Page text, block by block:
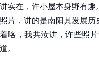
讲实在，许小屋本身野有
照片，讲的是南阳其发展
着咯，我共汝讲，许些照
道。